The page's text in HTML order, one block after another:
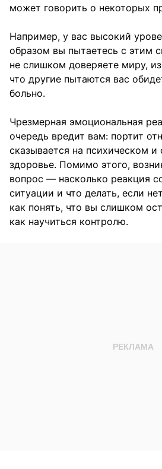
может говорить о некоторых
Например, у вас высокий
образом вы пытаетесь с этим
не слишком доверяете миру,
что другие пытаются вас
больно.
Чрезмерная эмоциональная
очередь вредит вам: портит
сказывается на психическом и
здоровье. Помимо этого,
вопрос — насколько реакция
ситуации и что делать, если
как понять, что вы слишком
как научиться контролю.